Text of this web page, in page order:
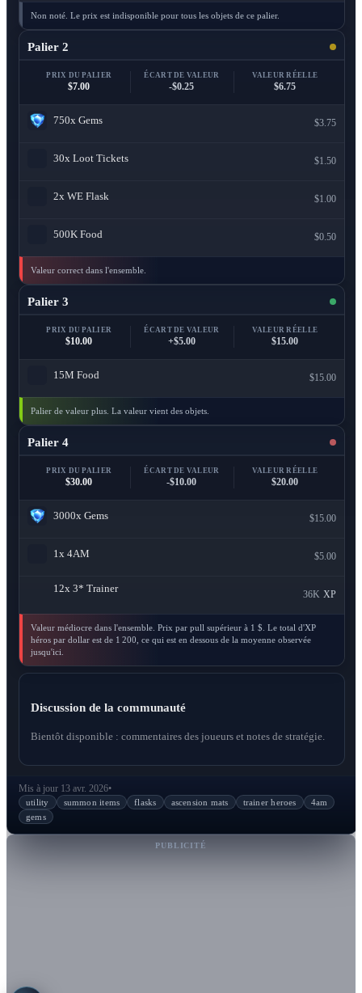
Non noté. Le prix est indisponible pour tous les objets de ce palier.
Palier 2
PRIX DU PALIER
$7.00
ÉCART DE VALEUR
-$0.25
VALEUR RÉELLE
$6.75
750x Gems $3.75
30x Loot Tickets $1.50
2x WE Flask $1.00
500K Food $0.50
Valeur correct dans l'ensemble.
Palier 3
PRIX DU PALIER
$10.00
ÉCART DE VALEUR
+$5.00
VALEUR RÉELLE
$15.00
15M Food $15.00
Palier de valeur plus. La valeur vient des objets.
Palier 4
PRIX DU PALIER
$30.00
ÉCART DE VALEUR
-$10.00
VALEUR RÉELLE
$20.00
3000x Gems $15.00
1x 4AM $5.00
12x 3* Trainer
36K XP
Valeur médiocre dans l'ensemble. Prix par pull supérieur à 1 $. Le total d'XP
héros par dollar est de 1 200, ce qui est en dessous de la moyenne observée
jusqu'ici.
Discussion de la communauté
Bientôt disponible : commentaires des joueurs et notes de stratégie.
Mis à jour 13 avr. 2026•
utility summon items flasks ascension mats trainer heroes
4am
gems
PUBLICITÉ